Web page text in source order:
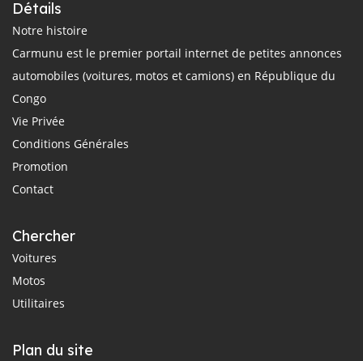
Détails
Notre histoire
Carmunu est le premier portail internet de petites annonces
automobiles (voitures, motos et camions) en République du
Congo
Vie Privée
Conditions Générales
Promotion
Contact
Chercher
Voitures
Motos
Utilitaires
Plan du site